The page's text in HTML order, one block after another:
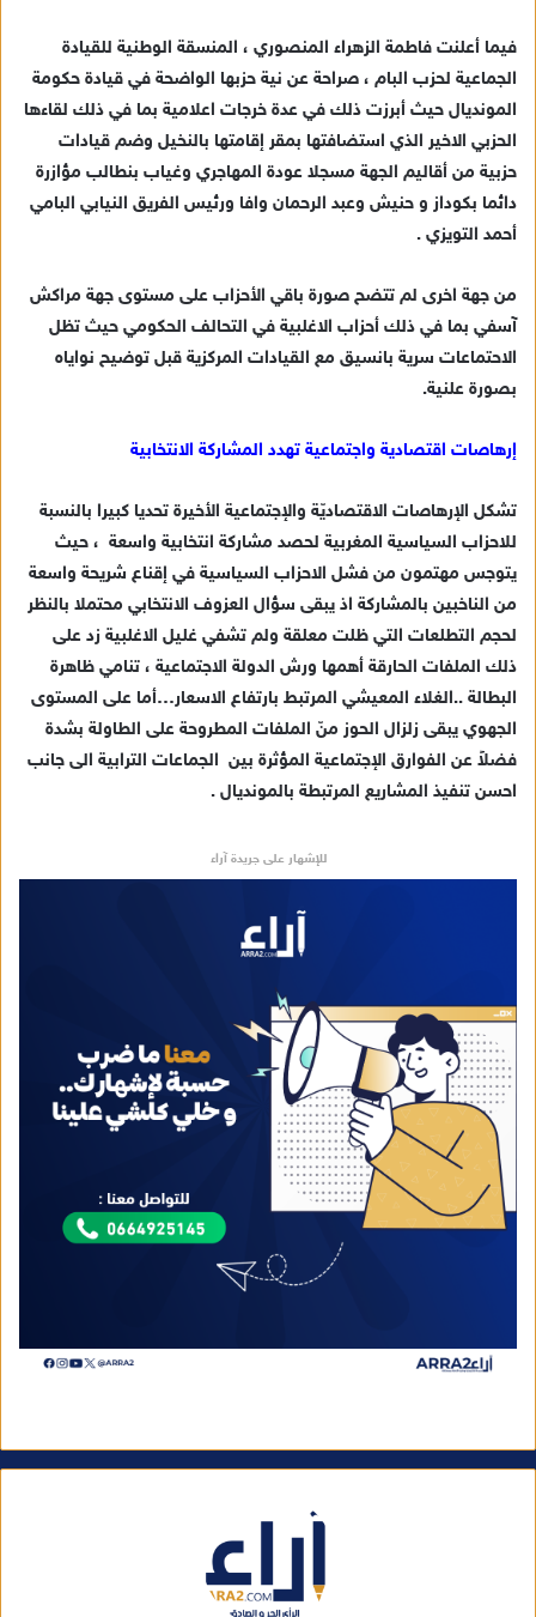
فيما أعلنت فاطمة الزهراء المنصوري ، المنسقة الوطنية للقيادة
الجماعية لحزب البام ، صراحة عن نية حزبها الواضحة في قيادة حكومة
المونديال حيث أبرزت ذلك في عدة خرجات اعلامية بما في ذلك لقاءها
الحزبي الاخير الذي استضافتها بمقر إقامتها بالنخيل وضم قيادات
حزبية من أقاليم الجهة مسجلا عودة المهاجري وغياب بنطالب مؤازرة
دائما بكوداز و حنيش وعبد الرحمان وافا ورئيس الفريق النيابي البامي
أحمد التويزي .
من جهة اخرى لم تتضح صورة باقي الأحزاب على مستوى جهة مراكش
آسفي بما في ذلك أحزاب الاغلبية في التحالف الحكومي حيث تظل
الاحتماعات سرية بانسيق مع القيادات المركزية قبل توضيح نواياه
بصورة علنية.
إرهاصات اقتصادية واجتماعية تهدد المشاركة الانتخابية
تشكل الإرهاصات الاقتصاديّة والإجتماعية الأخيرة ‏تحديا كبيرا بالنسبة
للاحزاب السياسية ‏المغربية لحصد ‏مشاركة انتخابية واسعة ، حيث
يتوجس مهتمون من فشل الاحزاب السياسية في إقناع شريحة واسعة
من الناخبين بالمشاركة اذ يبقى سؤال العزوف الانتخابي محتملا بالنظر
لحجم التطلعات التي ظلت معلقة ولم تشفي غليل الاغلبية زد على
ذلك الملفات الحارقة أهمها ورش الدولة الاجتماعية ، تنامي ظاهرة
البطالة ..الغلاء المعيشي المرتبط بارتفاع الاسعار…أما على المستوى
الجهوي يبقى زلزال الحوز منّ الملفات المطروحة على الطاولة بشدة
فضلاً عن الفوارق الإجتماعية المؤثرة بين الجماعات الترابية الى جانب
احسن تنفيذ المشاريع المرتبطة بالمونديال .
للإشهار على جريدة آراء